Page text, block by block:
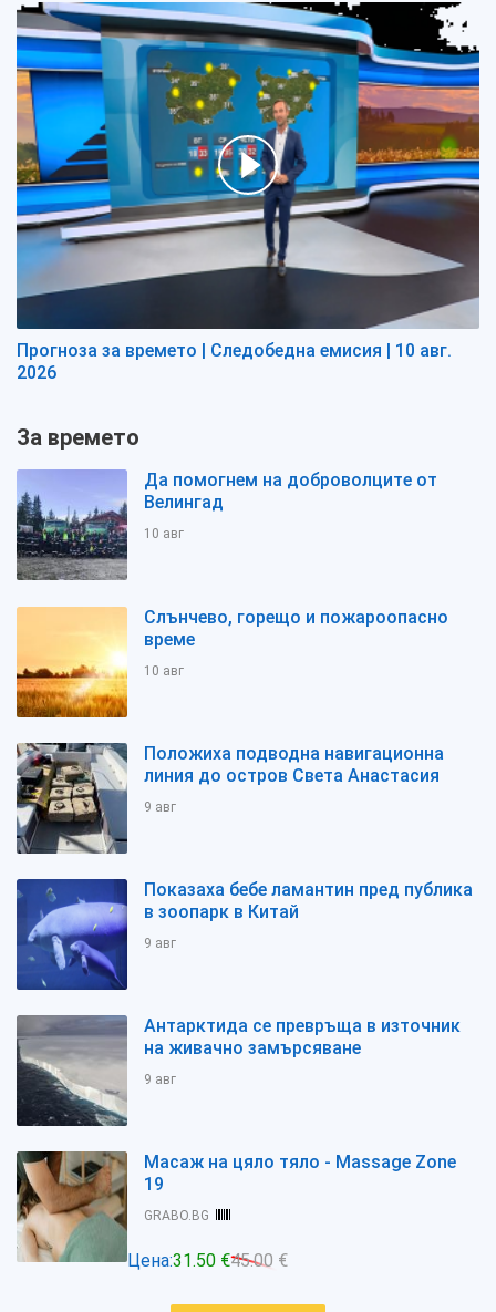
Прогноза за времето | Следобедна емисия | 10 авг.
2026
За времето
Да помогнем на доброволците от
Велингад
10 авг
Слънчево, горещо и пожароопасно
време
10 авг
Положиха подводна навигационна
линия до остров Света Анастасия
9 авг
Показаха бебе ламантин пред публика
в зоопарк в Китай
9 авг
Антарктида се превръща в източник
на живачно замърсяване
9 авг
Масаж на цяло тяло - Massage Zone
19
GRABO.BG
Цена:31.50 €45.00 €